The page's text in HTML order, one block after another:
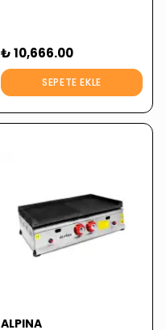
₺ 10,666.00
SEPETE EKLE
ALPINA